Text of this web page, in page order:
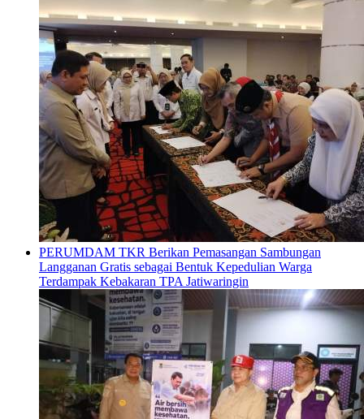
PERUMDAM TKR Berikan Pemasangan Sambungan
Langganan Gratis sebagai Bentuk Kepedulian Warga
Terdampak Kebakaran TPA Jatiwaringin